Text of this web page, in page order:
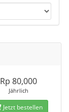
Rp 80,000
Jährlich
Jetzt bestellen